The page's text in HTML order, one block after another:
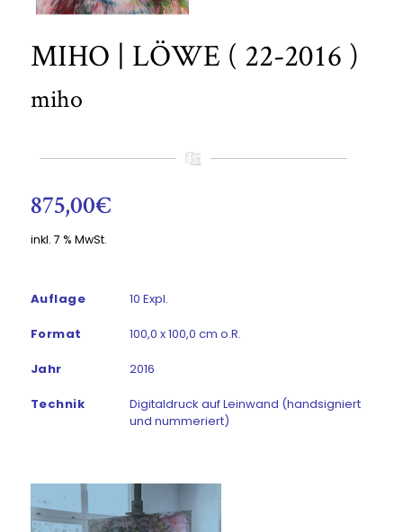
MIHO | LÖWE ( 22-2016 )
miho
875,00€
inkl. 7 % MwSt.
Auflage 10 Expl.
Format 100,0 x 100,0 cm o.R.
Jahr 2016
Technik
Digitaldruck auf Leinwand (handsigniert
und nummeriert)